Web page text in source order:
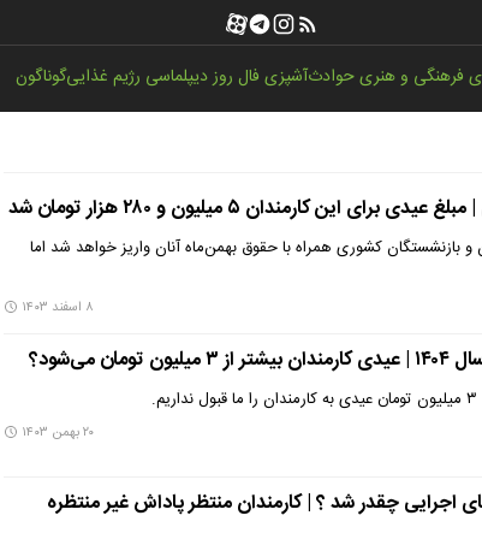
فرهنگی و هنریحوادثآشپزیفال روزدیپلماسی رژیم غذاییگوناگون
کارمندان ۵ میلیون و ۲۸۰ هزار تومان شد
و بازنشستگان کشوری همراه با حقوق بهمن‌ماه آنان واریز خواهد شد اما
۸ اسفند ۱۴۰۳
می‌شود؟
۲۰ بهمن ۱۴۰۳
اجرایی چقدر شد ؟ | کارمندان منتظر پاداش غیر منتظره